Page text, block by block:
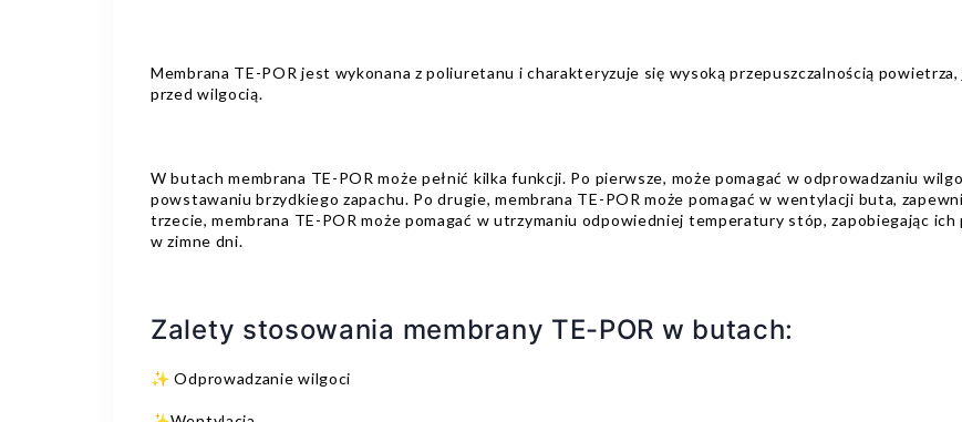
Membrana TE-POR jest wykonana z poliuretanu i charakteryzuje się wysoką przepuszczalnością
przed wilgocią.
W butach membrana TE-POR może pełnić kilka funkcji. Po pierwsze, może pomagać w odprowadzaniu
powstawaniu brzydkiego zapachu. Po drugie, membrana TE-POR może pomagać w wentylacji buta,
trzecie, membrana TE-POR może pomagać w utrzymaniu odpowiedniej temperatury stóp, zapobiegając
w zimne dni.
Zalety stosowania membrany TE-POR w butach:
✨ Odprowadzanie wilgoci